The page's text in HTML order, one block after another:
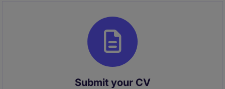
Submit your CV